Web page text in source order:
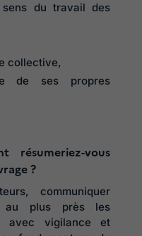
du travail des
collective,
de ses propres
résumeriez-vous
?
communiquer
au plus près les
avec vigilance et